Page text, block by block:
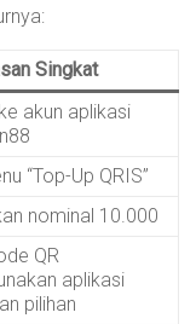
Singkat
akun aplikasi
“Top-Up QRIS”
nominal 10.000
QR
aplikasi
pilihan